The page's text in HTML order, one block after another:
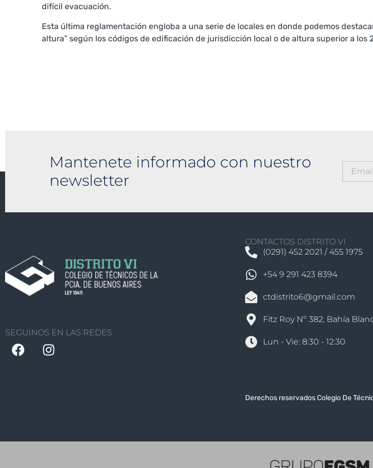
difícil evacuación.
Esta última reglamentación engloba a una serie de locales en donde podemos
altura” según los códigos de edificación de jurisdicción local o de altura superior a los
Mantenete informado con nuestro
newsletter
SEGUINOS EN LAS REDES
CONTACTOS DISTRITO VI
(0291) 452 2021 / 455 1975
+54 9 291 423 8394
ctdistrito6@gmail.com
Fitz Roy Nº 382, Bahía
Lun - Vie: 8:30 - 12:30
Derechos reservados Colegio De